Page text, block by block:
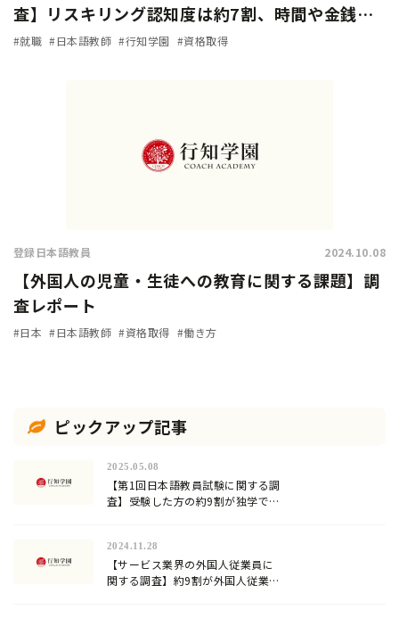
査】リスキリング認知度は約7割、時間や金銭的
余裕があれば「挑戦したい」人は9割に上る
#就職 #日本語教師 #行知学園 #資格取得
登録日本語教員 2024.10.08
【外国人の児童・生徒への教育に関する課題】調
査レポート
#日本 #日本語教師 #資格取得 #働き方
ピックアップ記事
2025.05.08
【第1回日本語教員試験に関する調
査】受験した方の約9割が独学での
2024.11.28
【サービス業界の外国人従業員に
関する調査】約9割が外国人従業員